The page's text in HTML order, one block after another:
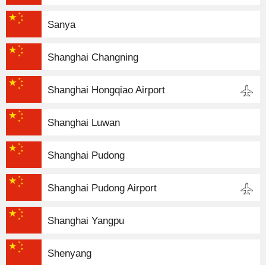
Sanya
Shanghai Changning
Shanghai Hongqiao Airport
Shanghai Luwan
Shanghai Pudong
Shanghai Pudong Airport
Shanghai Yangpu
Shenyang